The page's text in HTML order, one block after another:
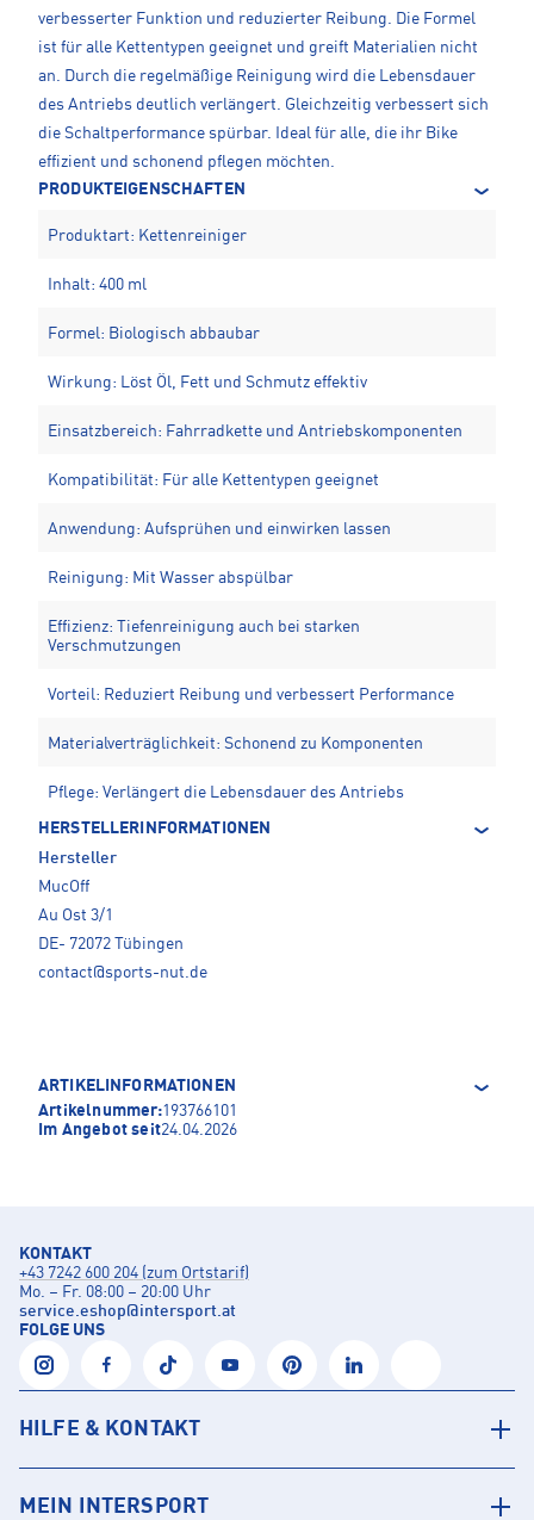
verbesserter Funktion und reduzierter Reibung. Die Formel
ist für alle Kettentypen geeignet und greift Materialien nicht
an. Durch die regelmäßige Reinigung wird die Lebensdauer
des Antriebs deutlich verlängert. Gleichzeitig verbessert sich
die Schaltperformance spürbar. Ideal für alle, die ihr Bike
effizient und schonend pflegen möchten.
PRODUKTEIGENSCHAFTEN
Produktart: Kettenreiniger
Inhalt: 400 ml
Formel: Biologisch abbaubar
Wirkung: Löst Öl, Fett und Schmutz effektiv
Einsatzbereich: Fahrradkette und Antriebskomponenten
Kompatibilität: Für alle Kettentypen geeignet
Anwendung: Aufsprühen und einwirken lassen
Reinigung: Mit Wasser abspülbar
Effizienz: Tiefenreinigung auch bei starken
Verschmutzungen
Vorteil: Reduziert Reibung und verbessert Performance
Materialverträglichkeit: Schonend zu Komponenten
Pflege: Verlängert die Lebensdauer des Antriebs
HERSTELLERINFORMATIONEN
Hersteller
MucOff
Au Ost 3/1
DE- 72072 Tübingen
contact@sports-nut.de
ARTIKELINFORMATIONEN
Artikelnummer:193766101
Im Angebot seit24.04.2026
KONTAKT
+43 7242 600 204 (zum Ortstarif)
Mo. – Fr. 08:00 – 20:00 Uhr
service.eshop@intersport.at
FOLGE UNS
HILFE & KONTAKT
MEIN INTERSPORT